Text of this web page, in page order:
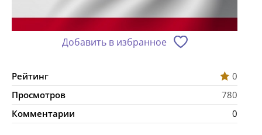
Добавить в избранное
Рейтинг
0
Просмотров
780
Комментарии
0